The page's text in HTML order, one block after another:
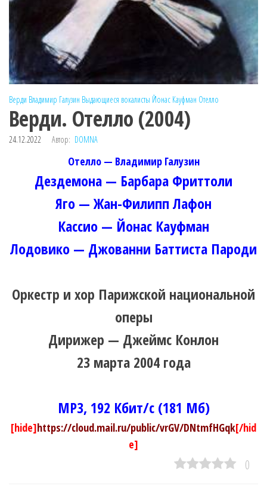
Верди Владимир Галузин Выдающиеся вокалисты Йонас Кауфман Отелло
Верди. Отелло (2004)
24.12.2022 Автор: DOMNA
Отелло — Владимир Галузин
Дездемона — Барбара Фриттоли
Яго — Жан-Филипп Лафон
Кассио — Йонас Кауфман
Лодовико — Джованни Баттиста Пароди
Оркестр и хор Парижской национальной
оперы
Дирижер — Джеймс Конлон
23 марта 2004 года
MP3, 192 Кбит/с (181 Мб)
[hide]https://cloud.mail.ru/public/vrGV/DNtmfHGqk[/hid
e]
0